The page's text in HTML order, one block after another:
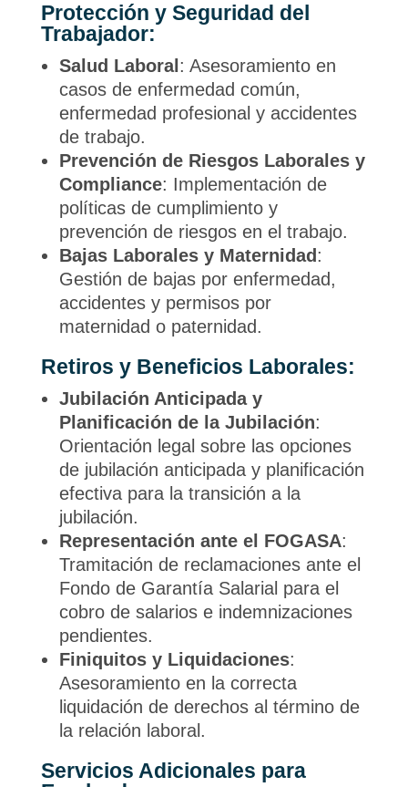
Protección y Seguridad del
Trabajador:
Salud Laboral : Asesoramiento en
casos de enfermedad común,
enfermedad profesional y accidentes
de trabajo.
Prevención de Riesgos Laborales y
Compliance: Implementación de
políticas de cumplimiento y
prevención de riesgos en el trabajo.
Bajas Laborales y Maternidad :
Gestión de bajas por enfermedad,
accidentes y permisos por
maternidad o paternidad.
Retiros y Beneficios Laborales:
Jubilación Anticipada y
Planificación de la Jubilación:
Orientación legal sobre las opciones
de jubilación anticipada y planificación
efectiva para la transición a la
jubilación.
Representación ante el FOGASA:
Tramitación de reclamaciones ante el
Fondo de Garantía Salarial para el
cobro de salarios e indemnizaciones
pendientes.
Finiquitos y Liquidaciones:
Asesoramiento en la correcta
liquidación de derechos al término de
la relación laboral.
Servicios Adicionales para